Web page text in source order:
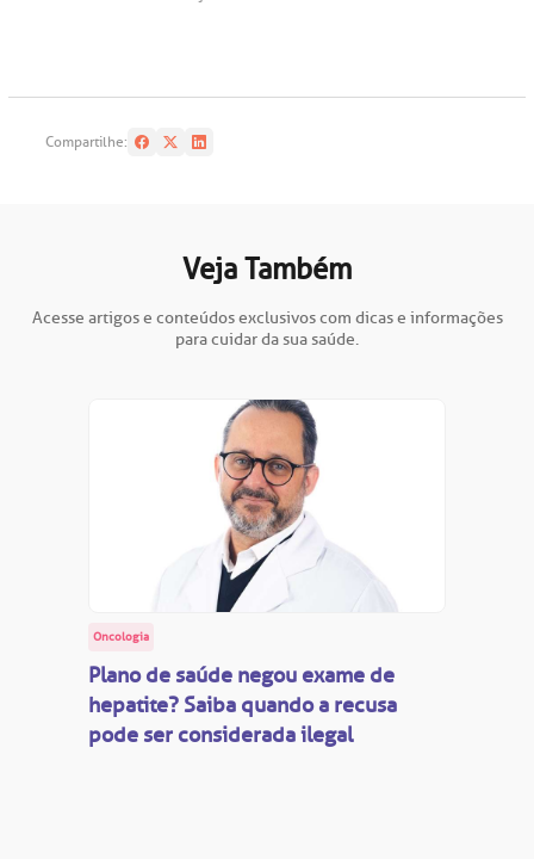
Compartilhe:
Veja Também
Acesse artigos e conteúdos exclusivos com dicas e informações
para cuidar da sua saúde.
Oncologia
Plano de saúde negou exame de
hepatite? Saiba quando a recusa
pode ser considerada ilegal